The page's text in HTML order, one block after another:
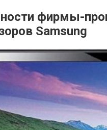
фирмы-
Samsung